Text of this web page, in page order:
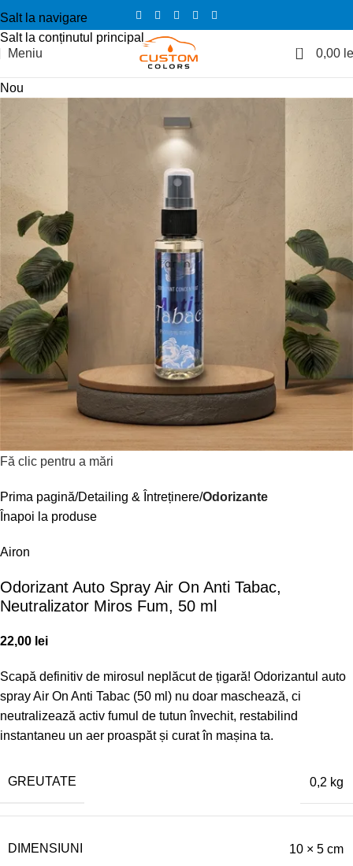
Salt la navigare
Salt la conținutul principal
Meniu
0 0,00
Nou
Fă clic pentru a mări
Prima pagină Detailing & Întreținere Odorizante
Înapoi la produse
Airon
Odorizant Auto Spray Air On Anti Tabac,
Neutralizator Miros Fum, 50 ml
22,00 lei
Scapă definitiv de mirosul neplăcut de țigară! Odorizantul auto
spray Air On Anti Tabac (50 ml) nu doar maschează, ci
neutralizează activ fumul de tutun învechit, restabilind
instantaneu un aer proaspăt și curat în mașina ta.
GREUTATE 0,2 kg
DIMENSIUNI 10 × 5 cm